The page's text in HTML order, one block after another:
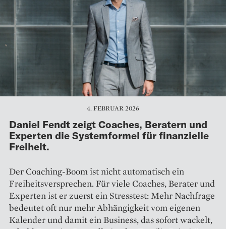
4. FEBRUAR 2026
Daniel Fendt zeigt Coaches, Beratern und
Experten die Systemformel für finanzielle
Freiheit.
Der Coaching-Boom ist nicht automatisch ein
Freiheitsversprechen. Für viele Coaches, Berater und
Experten ist er zuerst ein Stresstest: Mehr Nachfrage
bedeutet oft nur mehr Abhängigkeit vom eigenen
Kalender und damit ein Business, das sofort wackelt,